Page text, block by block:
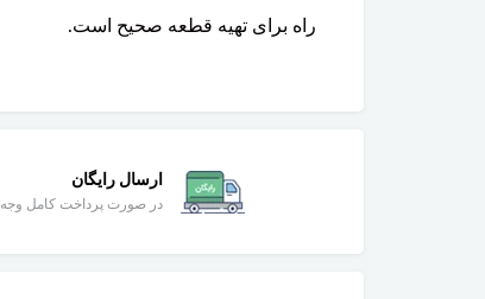
راه برای تهیه قطعه صحیح است.
ارسال رایگان
در صورت پرداخت کامل وجه